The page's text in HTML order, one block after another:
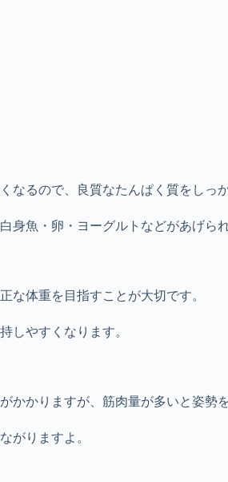
なるので、良質なたんぱく質をしっ
身魚・卵・ヨーグルトなどがあげられ
な体重を目指すことが大切です。
しやすくなります。
かかりますが、筋肉量が多いと姿勢
がりますよ。